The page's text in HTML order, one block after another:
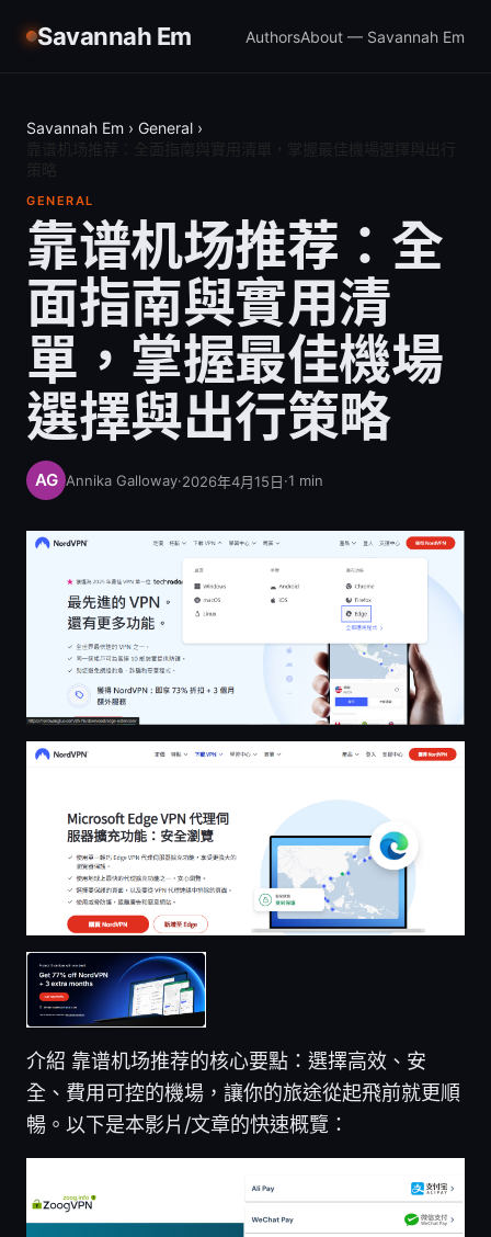
Savannah Em AuthorsAbout — Savannah Em
Savannah Em › General ›
GENERAL
靠谱机场推荐：全
面指南與實用清
單，掌握最佳機場
選擇與出行策略
Annika Galloway·2026年4月15日·1 min
介紹 靠谱机场推荐的核心要點：選擇高效、安
全、費用可控的機場，讓你的旅途從起飛前就更順
暢。以下是本影片/文章的快速概覽：